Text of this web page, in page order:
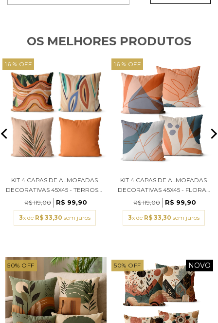
OS MELHORES PRODUTOS
16 % OFF
KIT 4 CAPAS DE ALMOFADAS
DECORATIVAS 45X45 - TERROSO
II (COM ENCHIMENTOS)
R$ 119,00 R$ 99,90
3x de R$ 33,30 sem juros
16 % OFF
KIT 4 CAPAS DE ALMOFADAS
DECORATIVAS 45X45 - FLORAL
TERRA (COM ENCHIMENTOS)
R$ 119,00 R$ 99,90
3x de R$ 33,30 sem juros
50% OFF 50% OFF NOVO